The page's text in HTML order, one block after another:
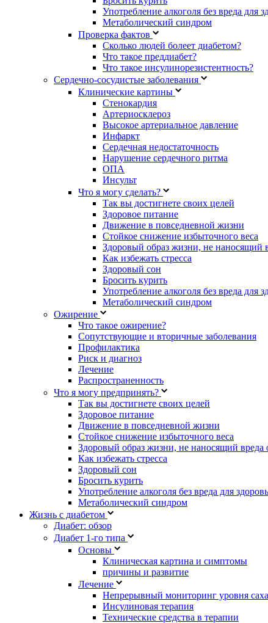
Употребление алкоголя без вреда для
Метаболический синдром
Проверка фактов
Сколько людей болеет диабетом?
Что такое преддиабет?
Что такое инсулинорезистентность?
Сердечно-сосудистые заболевания
Клинические картины
Стенокардия
Артериосклероз
Высокое артериальное давление
Инфаркт
Сердечная недостаточность
Нарушение сердечного ритма
ОПА
Инсульт
Что я могу сделать?
Так вы достигнете своих целей
Здоровое питание
Движение в повседневной жизни
Стойкое снижение избыточного веса
Здоровый образ жизни, не наносящий
Как избежать стресса
Здоровый сон
Бросить курить
Употребление алкоголя без вреда для
Метаболический синдром
Ожирение
Что такое ожирение?
Сопутствующие и вторичные заболевания
Профилактика
Риск и диагноз
Лечение
Распространенность
Что я могу предпринять?
Так вы достигнете своих целей
Здоровое питание
Движение в повседневной жизни
Стойкое снижение избыточного веса
Здоровый образ жизни, не наносящий
Как избежать стресса
Здоровый сон
Бросить курить
Употребление алкоголя без вреда для
Метаболический синдром
Жизнь с диабетом
Диабет: обзор
Диабет 1-го типа
Основы
Клиническая картина и симптомы
причины и развитие
Лечение
Непрерывный мониторинг уровня
Инсулиновая терапия
Технические средства в терапии